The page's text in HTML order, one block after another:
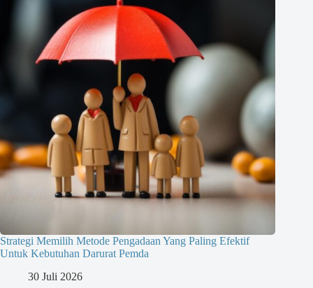
Strategi Memilih Metode Pengadaan Yang Paling Efektif
Untuk Kebutuhan Darurat Pemda
30 Juli 2026